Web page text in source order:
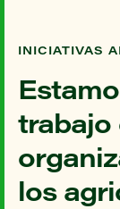
INICIATIVAS
trabajo
los